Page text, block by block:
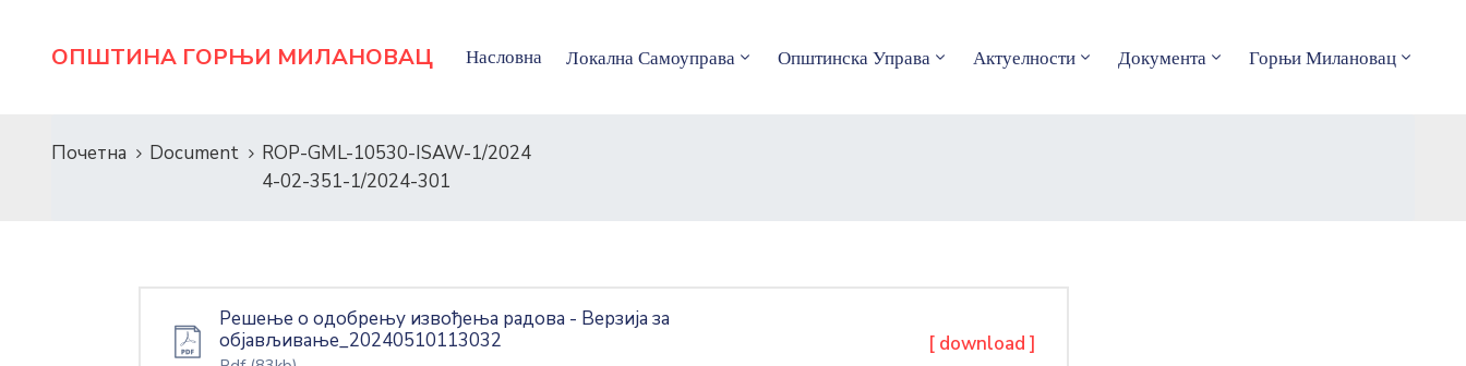
ОПШТИНА ГОРЊИ МИЛАНОВАЦ Насловна Локална Самоуправа Општинска Управа Актуелности Документа Горњи Милановац
Почетна Document
ROP-GML-10530-ISAW-1/2024
4-02-351-1/2024-301
Решење о одобрењу извођења радова - Верзија за
објављивање_20240510113032
[ download ]